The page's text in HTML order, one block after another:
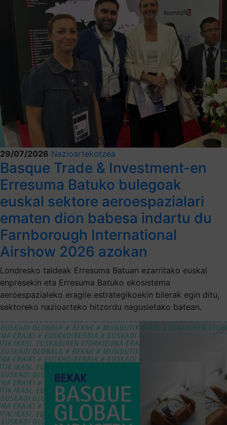
29/07/2026 Nazioartekotzea
Basque Trade & Investment-en
Erresuma Batuko bulegoak
euskal sektore aeroespazialari
ematen dion babesa indartu du
Farnborough International
Airshow 2026 azokan
Londresko taldeak Erresuma Batuan ezarritako euskal
enpresekin eta Erresuma Batuko ekosistema
aeroespazialeko eragile estrategikoekin bilerak egin ditu,
sektoreko nazioarteko hitzordu nagusietako batean.